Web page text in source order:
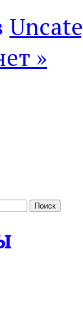
»
Поиск